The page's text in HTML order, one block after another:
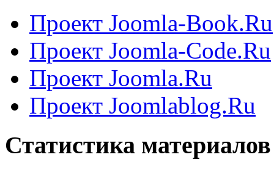
Проект Joomla-Book.Ru
Проект Joomla-Code.Ru
Проект Joomla.Ru
Проект Joomlablog.Ru
Статистика материалов